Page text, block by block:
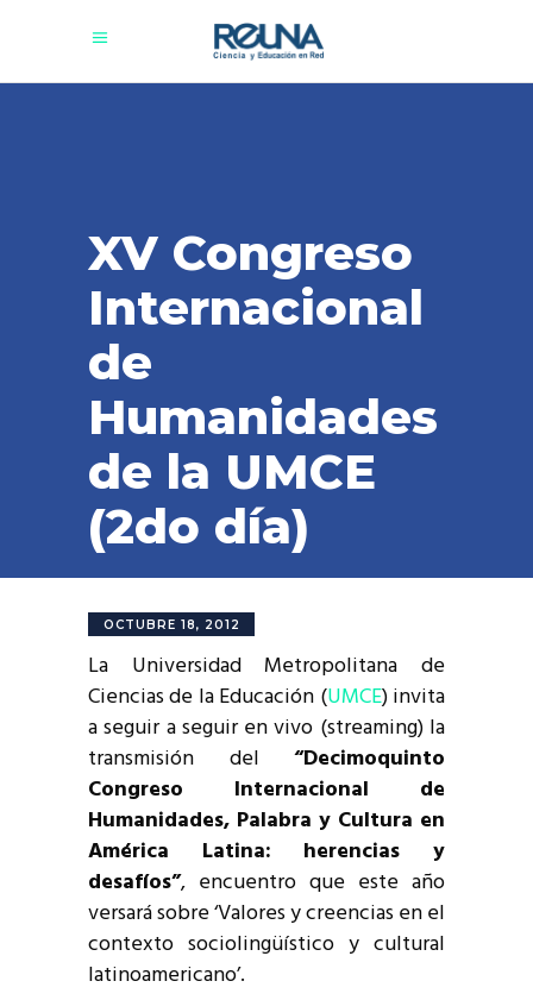
XV Congreso
Internacional
de
Humanidades
de la UMCE
(2do día)
OCTUBRE 18, 2012
La Universidad Metropolitana de
Ciencias de la Educación (UMCE) invita
a seguir a seguir en vivo (streaming) la
transmisión del “Decimoquinto
Congreso Internacional de
Humanidades, Palabra y Cultura en
América Latina: herencias y
desafíos”, encuentro que este año
versará sobre ‘Valores y creencias en el
contexto sociolingüístico y cultural
latinoamericano’.